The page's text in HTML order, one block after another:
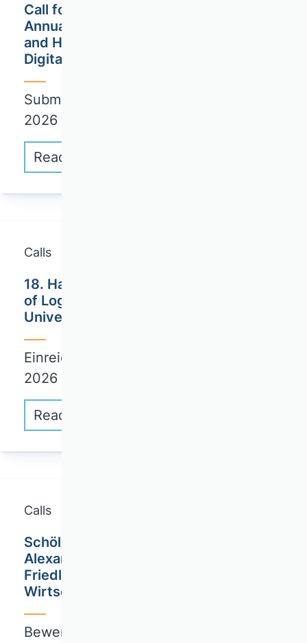
Call for Papers: AKempor / 22nd
Annual Conference "Firms, Workers,
and Households in Times of Crisis and
Digital Transformation"
Submission deadline: September 01,
2026
Read more
Calls
18. Hamburg International Conference
of Logistics (HICL) / Technische
Universität Hamburg (TUHH)
Einreichungsfrist von Abstracts: 31. Mai
2026
Read more
Calls
Schöller Fellowships / Friedrich-
Alexander-Universität / Dr. Theo und
Friedl Schöller Forschungszentrum für
Wirtschaft und Gesellschaft
Bewerbungsfrist: 1. Dezember eines